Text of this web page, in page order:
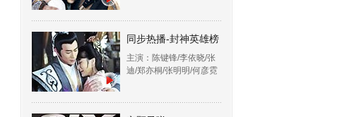
同步热播-封神英雄榜
主演：陈键锋/李依晓/张
迪/郑亦桐/张明明/何彦霓